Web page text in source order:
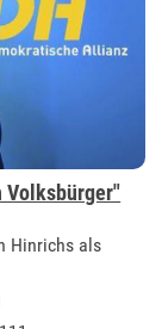
Volksbürger"
Hinrichs als